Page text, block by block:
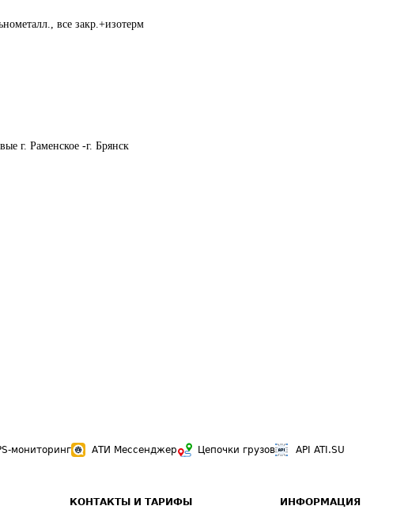
все закр.+изотерм
г. Раменское -г. Брянск
мониторинг АТИ Мессенджер Цепочки грузов API ATI.SU
КОНТАКТЫ И ТАРИФЫ ИНФОРМАЦИЯ